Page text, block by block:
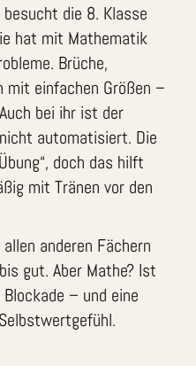
die 8. Klasse
hat mit Mathematik
Brüche,
mit einfachen Größen –
bei ihr ist der
automatisiert. Die
doch das hilft
mit Tränen vor den
anderen Fächern
gut. Aber Mathe? Ist
– und eine